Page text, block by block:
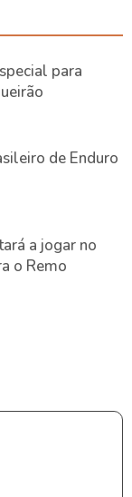
para
de Enduro
a jogar no
o Remo